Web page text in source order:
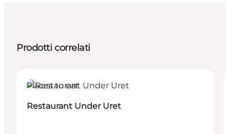
Prodotti correlati
Places to eat
Restaurant Under Uret